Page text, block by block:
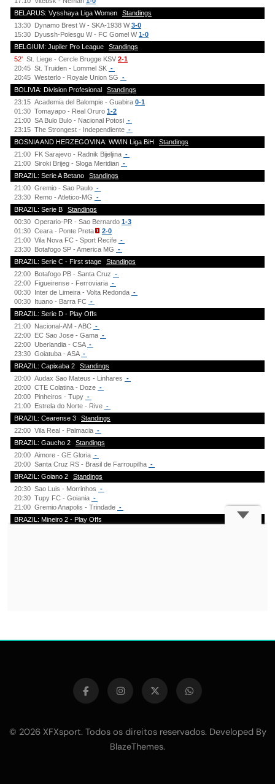
© 2026 XFXsport. Todos os direitos reservados. Developed By
BlazeThemes.